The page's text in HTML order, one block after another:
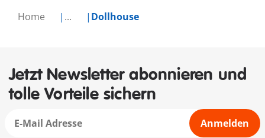
Home ... Dollhouse
Jetzt Newsletter abonnieren und
tolle Vorteile sichern
Anmelden